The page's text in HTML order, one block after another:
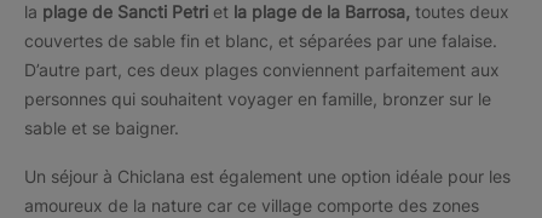
la plage de Sancti Petri et la plage de la Barrosa, toutes deux
couvertes de sable fin et blanc, et séparées par une falaise.
D’autre part, ces deux plages conviennent parfaitement aux
personnes qui souhaitent voyager en famille, bronzer sur le
sable et se baigner.
Un séjour à Chiclana est également une option idéale pour les
amoureux de la nature car ce village comporte des zones